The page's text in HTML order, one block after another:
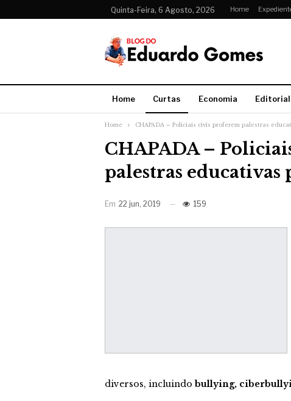
Quinta-Feira, 6 Agosto, 2026 Home
Home Curtas Economia Editorial
Home CHAPADA – Policiais civis proferem palestras
CHAPADA –
palestras educativas
Em 22 jun, 2019 159
diversos, incluindobullying,